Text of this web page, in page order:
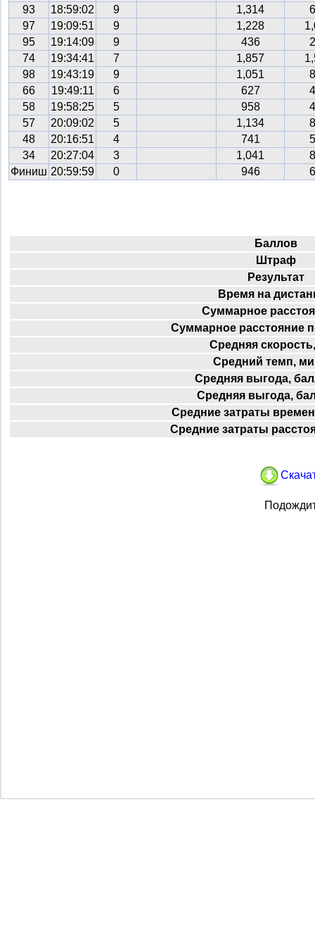
93
18:59:02 9 1,314
97
19:09:51 9 1,228
95
19:14:09 9 436
74
19:34:41 7 1,857
98
19:43:19 9 1,051
66
19:49:11 6 627
58
19:58:25 5 958
57
20:09:02 5 1,134
48
20:16:51 4 741
34
20:27:04 3 1,041
Финиш 20:59:59 0 946
Баллов
Штраф
Результат
Время на
Суммарное
Суммарное расстояние
Средняя
Средний темп,
Средняя выгода,
Средняя выгода,
Средние затраты
Средние затраты